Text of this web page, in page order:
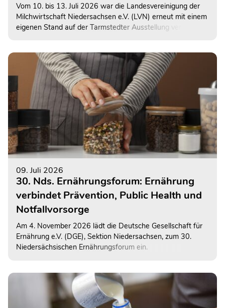
Vom 10. bis 13. Juli 2026 war die Landesvereinigung der
Milchwirtschaft Niedersachsen e.V. (LVN) erneut mit einem
eigenen Stand auf der Tarmstedter Ausstellung vertreten –
09. Juli 2026
30. Nds. Ernährungsforum: Ernährung
verbindet Prävention, Public Health und
Notfallvorsorge
Am 4. November 2026 lädt die Deutsche Gesellschaft für
Ernährung e.V. (DGE), Sektion Niedersachsen, zum 30.
Niedersächsischen Ernährungsforum ein.